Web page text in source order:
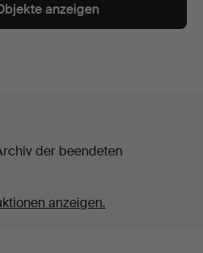
anzeigen
der beendeten
anzeigen.